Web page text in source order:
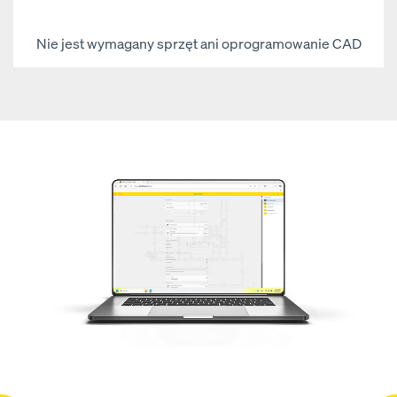
Nie jest wymagany sprzęt ani oprogramowanie CAD